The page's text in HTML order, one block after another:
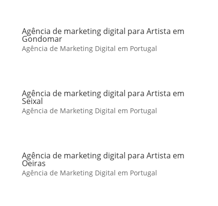
Agência de marketing digital para Artista em
Gondomar
Agência de Marketing Digital em Portugal
Agência de marketing digital para Artista em
Seixal
Agência de Marketing Digital em Portugal
Agência de marketing digital para Artista em
Oeiras
Agência de Marketing Digital em Portugal